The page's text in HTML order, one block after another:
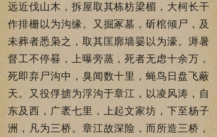
远近伐山木，拆屋取其栋枋梁楣，大柯长干
作排栅以为沟缘。又掘冢墓，斫棺倾尸，及
未葬者悉枭之，取其匡廓墙翣以为濠。溽暑
督工不停晷，上曝旁蒸，死者无虑十余万，
死即弃尸沟中，臭闻数十里，蝇鸟日盘飞蔽
天。又役俘掳为浮沟于章江，以凌风涛，自
东及西，广袤七里，上起文家坊，下至杨子
洲，凡为三桥。章江故深险，而所造三桥，